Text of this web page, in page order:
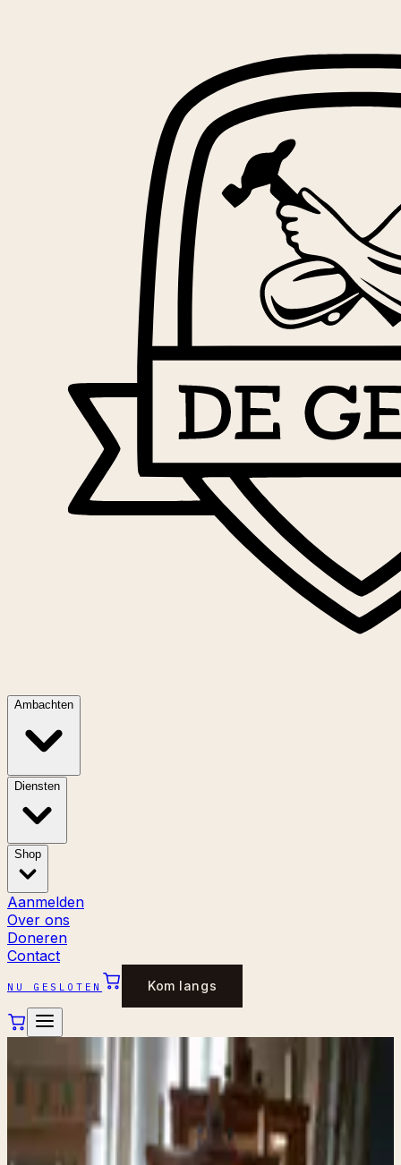
Ambachten
Diensten
Shop
Aanmelden
Over ons
Doneren
Contact
NU GESLOTEN Kom langs